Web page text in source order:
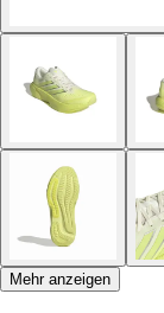
Mehr anzeigen